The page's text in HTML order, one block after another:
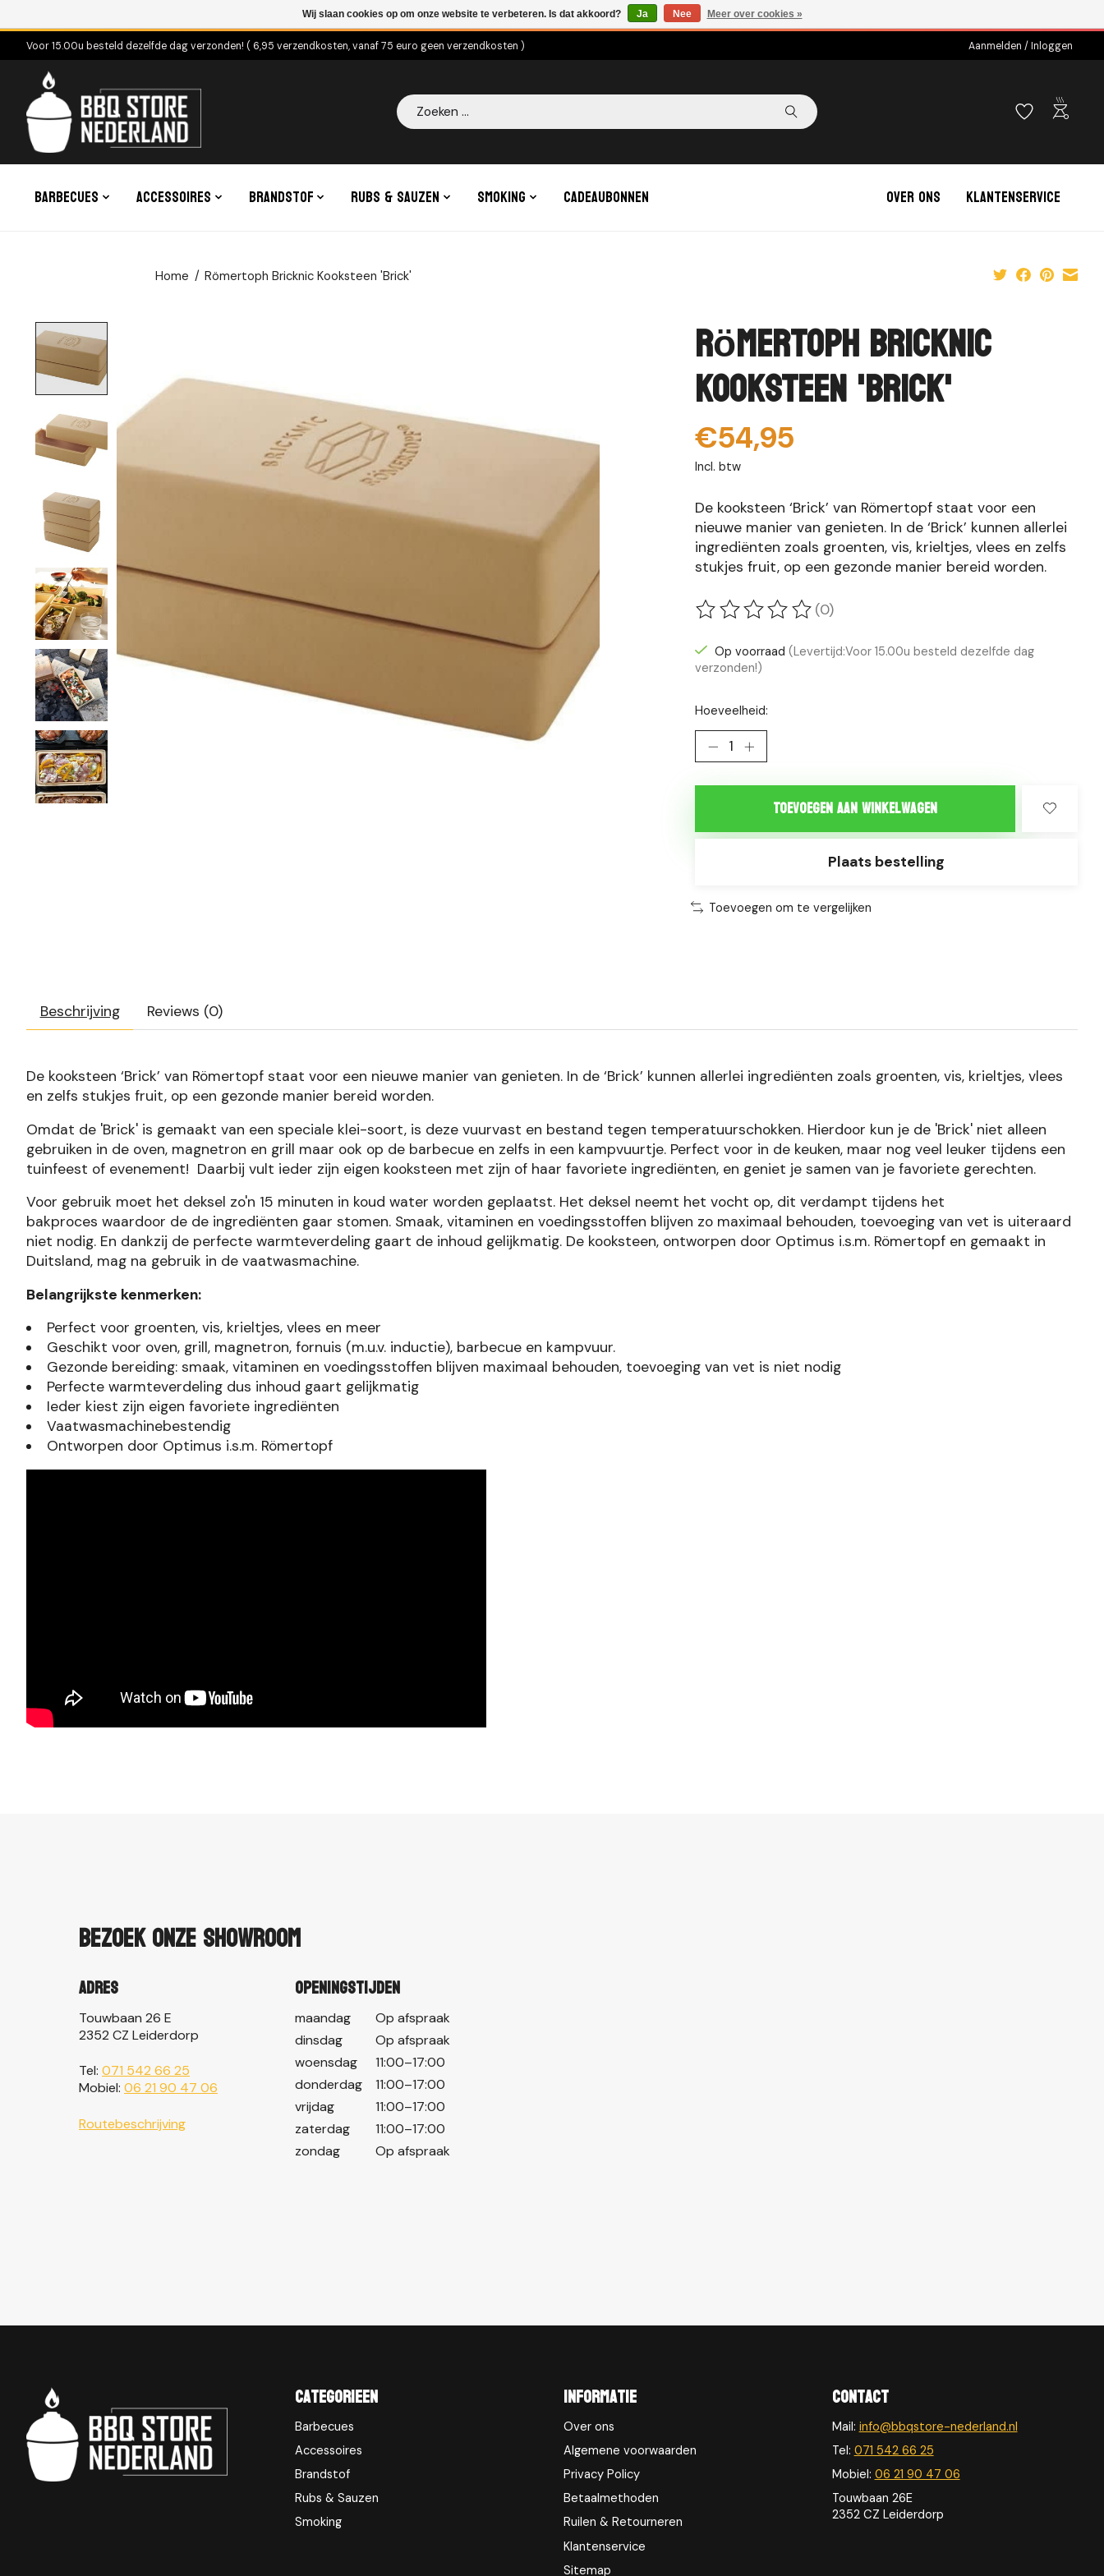
Voor 15.00u besteld dezelfde dag verzonden! ( 6,95 verzendkosten, vanaf 75 euro geen verzendkosten ) Aanmelden / Inloggen
Zoeken outdoor_grill
Barbecues Accessoires Brandstof Rubs & Sauzen Smoking Cadeaubonnen Over ons Klantenservice
Home / Römertoph Bricknic Kooksteen 'Brick'
Römertoph Bricknic
Kooksteen 'Brick'
€54,95
Incl. btw
De kooksteen ‘Brick’ van Römertopf staat voor een
nieuwe manier van genieten. In de ‘Brick’ kunnen allerlei
ingrediënten zoals groenten, vis, krieltjes, vlees en zelfs
stukjes fruit, op een gezonde manier bereid worden.
De beoordeling van dit product is
(0)
Op voorraad (Levertijd:Voor 15.00u besteld dezelfde dag
verzonden!)
Hoeveelheid:
Toevoegen aan winkelwagen
Plaats bestelling
Toevoegen om te vergelijken
Beschrijving Reviews (0)
De kooksteen ‘Brick’ van Römertopf staat voor een nieuwe manier van genieten. In de ‘Brick’ kunnen allerlei ingrediënten zoals groenten, vis, krieltjes, vlees
en zelfs stukjes fruit, op een gezonde manier bereid worden.
Omdat de 'Brick' is gemaakt van een speciale klei-soort, is deze vuurvast en bestand tegen temperatuurschokken. Hierdoor kun je de 'Brick' niet alleen
gebruiken in de oven, magnetron en grill maar ook op de barbecue en zelfs in een kampvuurtje. Perfect voor in de keuken, maar nog veel leuker tijdens een
tuinfeest of evenement! Daarbij vult ieder zijn eigen kooksteen met zijn of haar favoriete ingrediënten, en geniet je samen van je favoriete gerechten.
Voor gebruik moet het deksel zo'n 15 minuten in koud water worden geplaatst. Het deksel neemt het vocht op, dit verdampt tijdens het
bakproces waardoor de de ingrediënten gaar stomen. Smaak, vitaminen en voedingsstoffen blijven zo maximaal behouden, toevoeging van vet is uiteraard
niet nodig. En dankzij de perfecte warmteverdeling gaart de inhoud gelijkmatig. De kooksteen, ontworpen door Optimus i.s.m. Römertopf en gemaakt in
Duitsland, mag na gebruik in de vaatwasmachine.
Belangrijkste kenmerken:
Perfect voor groenten, vis, krieltjes, vlees en meer
Geschikt voor oven, grill, magnetron, fornuis (m.u.v. inductie), barbecue en kampvuur.
Gezonde bereiding: smaak, vitaminen en voedingsstoffen blijven maximaal behouden, toevoeging van vet is niet nodig
Perfecte warmteverdeling dus inhoud gaart gelijkmatig
Ieder kiest zijn eigen favoriete ingrediënten
Vaatwasmachinebestendig
Ontworpen door Optimus i.s.m. Römertopf
Bezoek onze showroom
Adres
Touwbaan 26 E
2352 CZ Leiderdorp
Tel: 071 542 66 25
Mobiel: 06 21 90 47 06
Routebeschrijving
Openingstijden
maandag
Op afspraak
dinsdag
Op afspraak
woensdag
11:00–17:00
donderdag
11:00–17:00
vrijdag
11:00–17:00
zaterdag
11:00–17:00
zondag
Op afspraak
Categorieen
Barbecues
Accessoires
Brandstof
Rubs & Sauzen
Smoking
Informatie
Over ons
Algemene voorwaarden
Privacy Policy
Betaalmethoden
Ruilen & Retourneren
Klantenservice
Sitemap
Contact
Mail: info@bbqstore-nederland.nl
Tel: 071 542 66 25
Mobiel: 06 21 90 47 06
Touwbaan 26E
2352 CZ Leiderdorp
Wij slaan cookies op om onze website te verbeteren. Is dat akkoord? Ja Nee Meer over cookies »